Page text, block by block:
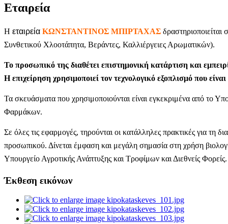
Εταιρεία
Η εταιρεία ΚΩΝΣΤΑΝΤΙΝΟΣ ΜΠΙΡΤΑΧΑΣ
Συνθετικού Χλοοτάπητα, Βεράντες, Καλλιέργειες Αρωματικών).
Το προσωπικό της διαθέτει επιστημονική κατάρτιση και
Η επιχείρηση χρησιμοποιεί τον τεχνολογικό εξοπλισμό που
Τα σκευάσματα που χρησιμοποιούνται είναι εγκεκριμένα από το
Φαρμάκων.
Σε όλες τις εφαρμογές, τηρούνται οι κατάλληλες πρακτικές για τη
προσωπικού. Δίνεται έμφαση και μεγάλη σημασία στη χρήση
Υπουργείο Αγροτικής Ανάπτυξης και Τροφίμων και Διεθνείς Φορείς.
Έκθεση εικόνων